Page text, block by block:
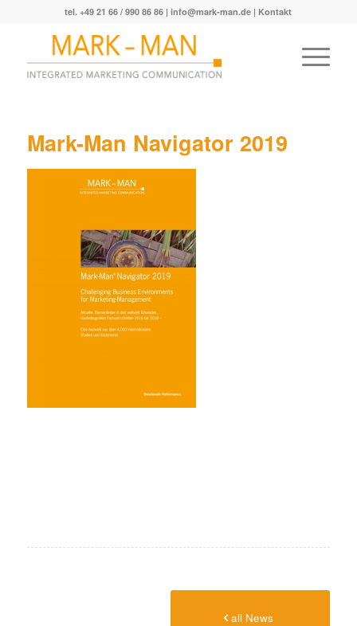
tel. +49 21 66 / 990 86 86 |info@mark-man.de | Kontakt
Mark-Man Navigator 2019
all News